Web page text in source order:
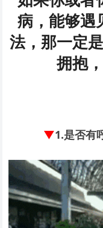
病，能够遇
法，那一定
拥抱，
▼1.是否有